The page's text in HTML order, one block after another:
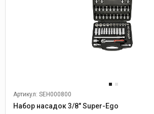
Артикул: SEH000800
Набор насадок 3/8" Super-Ego